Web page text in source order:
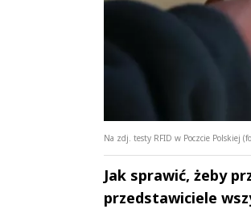
Na zdj. testy RFID w Poczcie Polskiej
Jak sprawić, żeby
przedstawiciele